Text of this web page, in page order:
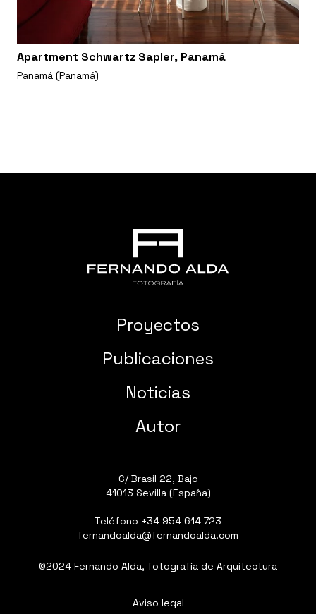
Apartment Schwartz Sapler, Panamá
Panamá (Panamá)
Proyectos
Publicaciones
Noticias
Autor
C/ Brasil 22, Bajo
41013 Sevilla (España)
Teléfono +34 954 614 723
fernandoalda@fernandoalda.com
©2024 Fernando Alda, fotografía de Arquitectura
Aviso legal